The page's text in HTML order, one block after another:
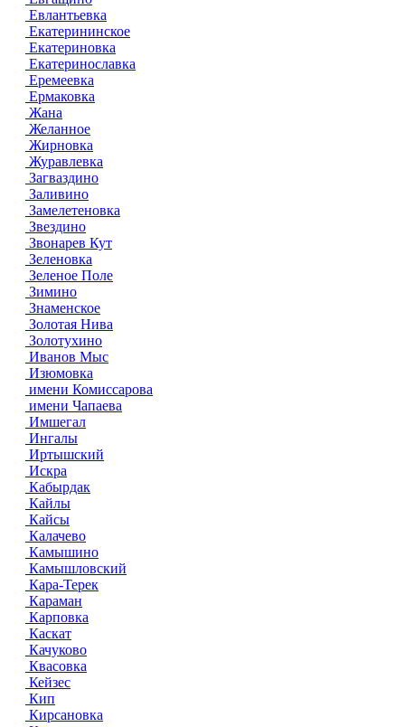
Евлантьевка
Екатерининское
Екатериновка
Екатеринославка
Еремеевка
Ермаковка
Жана
Желанное
Жирновка
Журавлевка
Загваздино
Заливино
Замелетеновка
Звездино
Звонарев Кут
Зеленовка
Зеленое Поле
Зимино
Знаменское
Золотая Нива
Золотухино
Иванов Мыс
Изюмовка
имени Комиссарова
имени Чапаева
Имшегал
Ингалы
Иртышский
Искра
Кабырдак
Кайлы
Кайсы
Калачево
Камышино
Камышловский
Кара-Терек
Караман
Карповка
Каскат
Качуково
Квасовка
Кейзес
Кип
Кирсановка